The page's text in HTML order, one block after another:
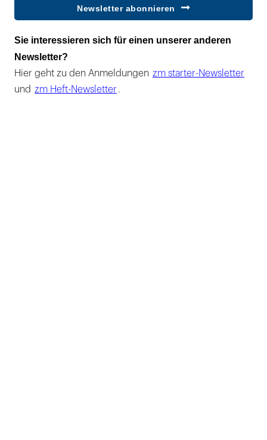
Newsletter abonnieren
Sie interessieren sich für einen unserer anderen
Newsletter?
Hier geht zu den Anmeldungen zm starter-Newsletter
und zm Heft-Newsletter .